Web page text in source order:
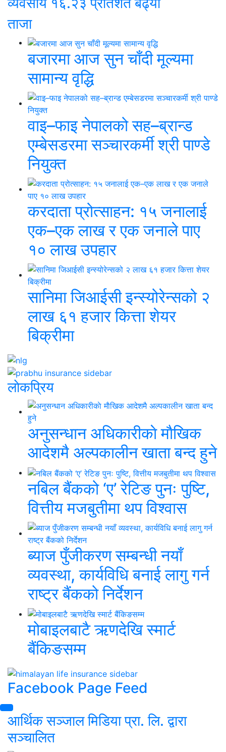
ताजा
बजारमा आज सुन चाँदी मूल्यमा
सामान्य वृद्धि
वाइ–फाइ नेपालको सह–ब्रान्ड
एम्बेसडरमा सञ्चारकर्मी श्री पाण्डे
नियुक्त
करदाता प्रोत्साहन: १५ जनालाई
एक–एक लाख र एक जनाले पाए
१० लाख उपहार
सानिमा जिआईसी इन्स्योरेन्सको २
लाख ६१ हजार कित्ता शेयर
बिक्रीमा
लाेकप्रिय
अनुसन्धान अधिकारीकाे माैखिक
आदेशमै अल्पकालीन खाता बन्द हुने
नबिल बैंकको ‘ए’ रेटिङ पुनः पुष्टि,
वित्तीय मजबुतीमा थप विश्वास
ब्याज पुँजीकरण सम्बन्धी नयाँ
व्यवस्था, कार्यविधि बनाई लागु गर्न
राष्ट्र बैंकको निर्देशन
मोबाइलबाटै ऋणदेखि स्मार्ट
बैंकिङसम्म
Facebook Page Feed
आर्थिक सञ्जाल मिडिया प्रा. लि. द्वारा
सञ्चालित